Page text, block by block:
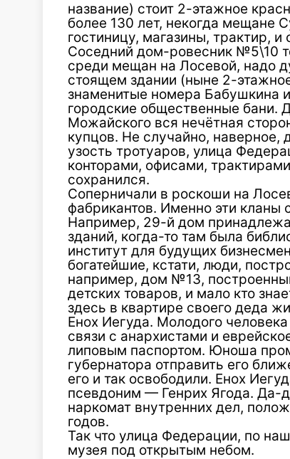
название) стоит 2-этажное
более 130 лет, некогда мещане
гостиницу, магазины, трактир,
Соседний дом-ровесник №5\10
среди мещан на Лосевой, надо
стоящем здании (ныне 2-
знаменитые номера Бабушкина
городские общественные бани.
Можайского вся нечётная
купцов. Не случайно, наверное,
узость тротуаров, улица
конторами, офисами,
сохранился.
Соперничали в роскоши на
фабрикантов. Именно эти кланы
Например, 29-й дом
зданий, когда-то там была
институт для будущих
богатейшие, кстати, люди,
например, дом №13,
детских товаров, и мало кто
здесь в квартире своего деда
Енох Иегуда. Молодого
связи с анархистами и
липовым паспортом. Юноша
губернатора отправить его
его и так освободили. Енох
псевдоним — Генрих Ягода. Да-
наркомат внутренних дел,
годов.
Так что улица Федерации, по
музея под открытым небом.